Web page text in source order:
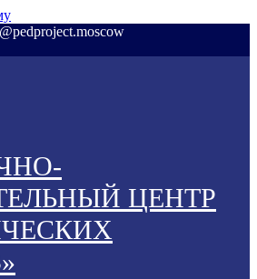
ЦЕНТР